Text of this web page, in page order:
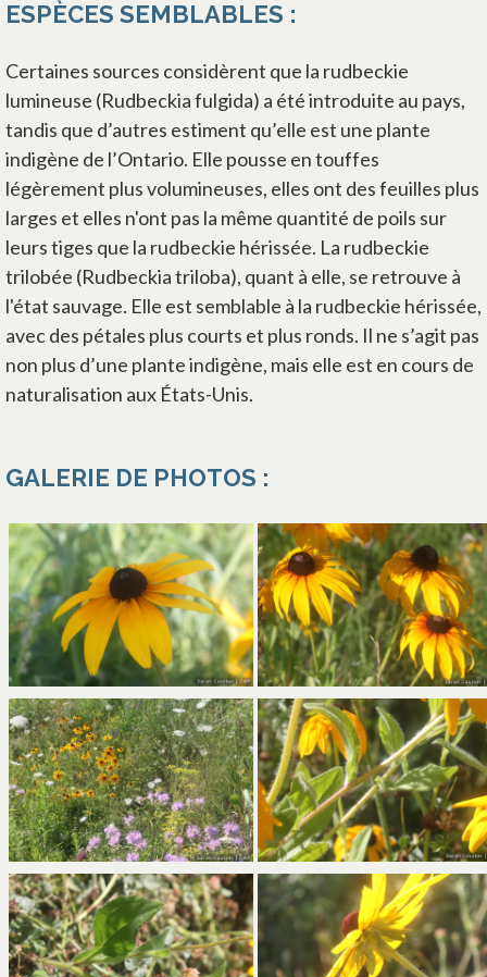
ESPÈCES SEMBLABLES :
Certaines sources considèrent que la rudbeckie
lumineuse (Rudbeckia fulgida) a été introduite au pays,
tandis que d’autres estiment qu’elle est une plante
indigène de l’Ontario. Elle pousse en touffes
légèrement plus volumineuses, elles ont des feuilles plus
larges et elles n'ont pas la même quantité de poils sur
leurs tiges que la rudbeckie hérissée. La rudbeckie
trilobée (Rudbeckia triloba), quant à elle, se retrouve à
l'état sauvage. Elle est semblable à la rudbeckie hérissée,
avec des pétales plus courts et plus ronds. Il ne s’agit pas
non plus d’une plante indigène, mais elle est en cours de
naturalisation aux États-Unis.
GALERIE DE PHOTOS :
s’ouvre dans un nouvel
s’ouvre dans un nouvel
s’ouvre dans un nouvel